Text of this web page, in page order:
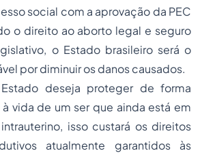
social com a aprovação da PEC
o direito ao aborto legal e seguro
o Estado brasileiro será o
por diminuir os danos causados.
deseja proteger de forma
vida de um ser que ainda está em
isso custará os direitos
atualmente garantidos às